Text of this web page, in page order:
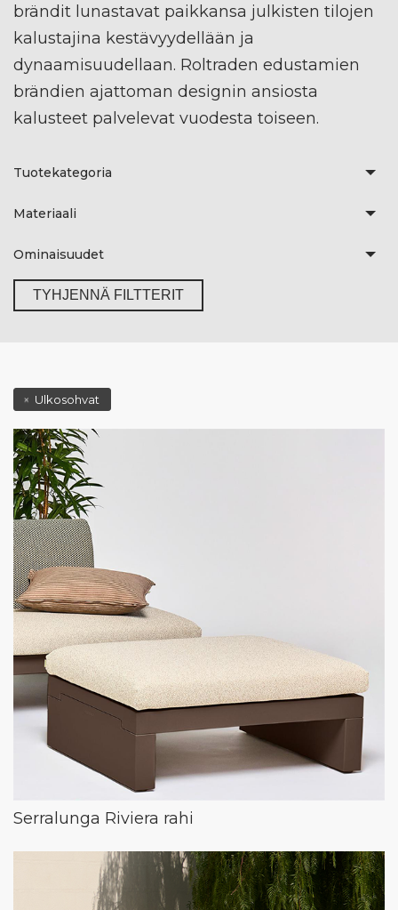
brändit lunastavat paikkansa julkisten tilojen
kalustajina kestävyydellään ja
dynaamisuudellaan. Roltraden edustamien
brändien ajattoman designin ansiosta
kalusteet palvelevat vuodesta toiseen.
Tuotekategoria
Materiaali
Ominaisuudet
TYHJENNÄ FILTTERIT
Ulkosohvat
Serralunga Riviera rahi